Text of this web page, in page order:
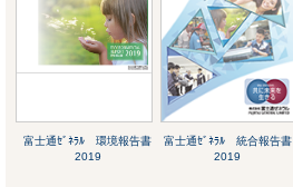
富士通ｾﾞﾈﾗﾙ 環境報告書
2019
富士通ｾﾞﾈﾗﾙ 統合報告書
2019